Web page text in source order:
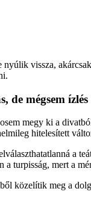
nyúlik vissza,
de mégsem
megy ki a
hitelesített
a
turpisság, mert a
közelítik meg a